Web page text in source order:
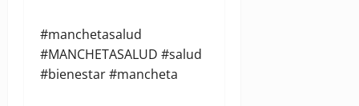
#manchetasalud
#MANCHETASALUD #salud
#bienestar #mancheta